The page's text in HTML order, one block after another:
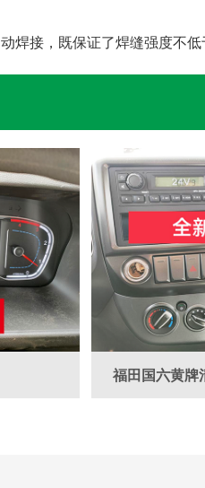
焊接，既保证了焊缝强度不
福田国六黄牌